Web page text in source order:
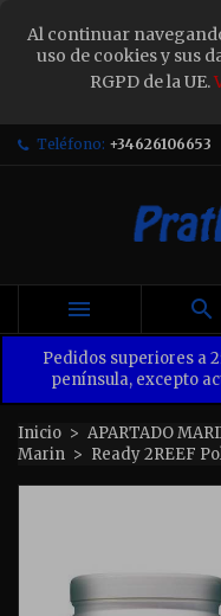
Al continuar
uso de cookies y sus
RGPD de la UE.
Teléfono: +34626106653
 
Pedidos superiores a
península, excepto
Inicio APARTADO
Marin
Ready 2REEF
Sign in
You need to be
wish list.